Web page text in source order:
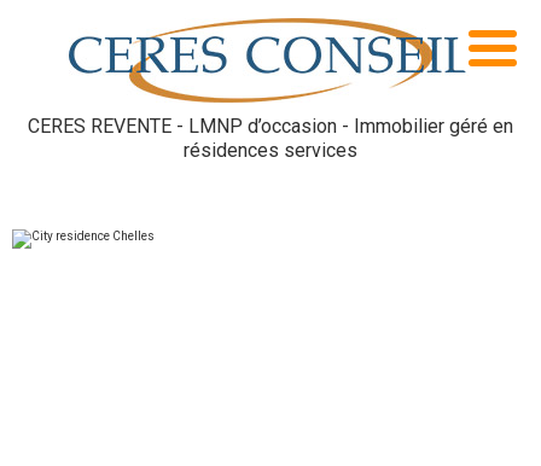
CERES REVENTE - LMNP d’occasion - Immobilier géré en
résidences services